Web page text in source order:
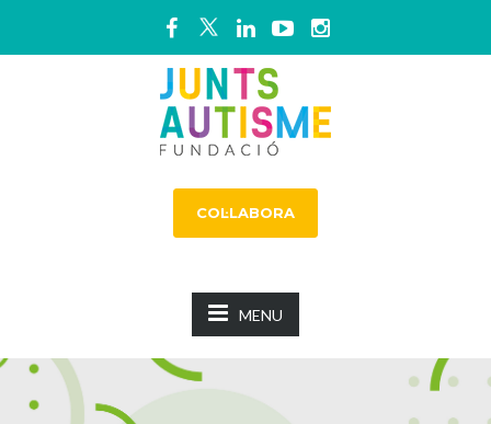
COL·LABORA
MENU